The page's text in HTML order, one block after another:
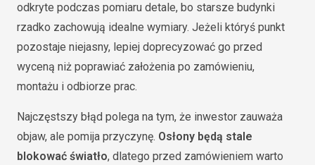
odkryte podczas pomiaru detale, bo starsze budynki
rzadko zachowują idealne wymiary. Jeżeli któryś punkt
pozostaje niejasny, lepiej doprecyzować go przed
wyceną niż poprawiać założenia po zamówieniu,
montażu i odbiorze prac.
Najczęstszy błąd polega na tym, że inwestor zauważa
objaw, ale pomija przyczynę. Osłony będą stale
blokować światło, dlatego przed zamówieniem warto